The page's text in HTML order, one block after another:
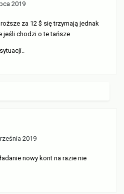
2019
za 12 $ się trzymają jednak
jeśli chodzi o te tańsze
2019
nowy kont na razie nie